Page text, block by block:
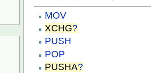
MOV
XCHG?
PUSH
POP
PUSHA?